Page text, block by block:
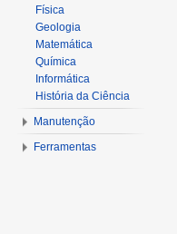
Física
Geologia
Matemática
Química
Informática
História da Ciência
Manutenção
Ferramentas